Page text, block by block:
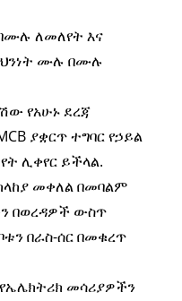
ለመለየት እና
ሙሉ በሙሉ
የአሁኑ ደረጃ
ያቋርጥ ተግባር የኃይል
ሊቀየር ይችላል.
መቀለል በመባልም
በወረዳዎች ውስጥ
በራስ-ሰር በመቁረጥ
መሳሪያዎችን